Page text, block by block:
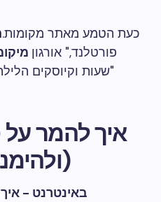
כעת הטמע מאתר מקומות.
פורטלנד," אורגון
"שעות וקיוסקים
איך להמר על
באינטרנט -